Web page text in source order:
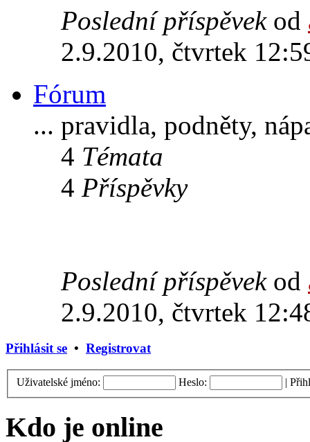
Poslední příspěvekod
2.9.2010, čtvrtek
Fórum
... pravidla, podněty,
4 Témata
4 Příspěvky
Poslední příspěvekod
2.9.2010, čtvrtek
Přihlásit se • Registrovat
Uživatelské jméno: Heslo: |
Kdo je online